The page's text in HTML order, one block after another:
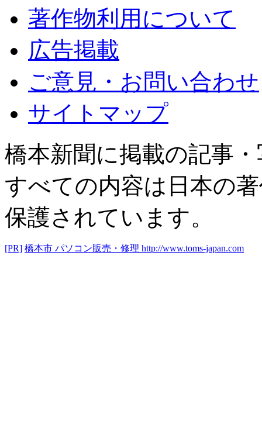
著作物利用について
広告掲載
ご意見・お問い合わせ
サイトマップ
橋本新聞に掲載の記事
すべての内容は日本の
保護されています。
[PR] 橋本市 パソコン販売・修理 http://www.toms-japan.com